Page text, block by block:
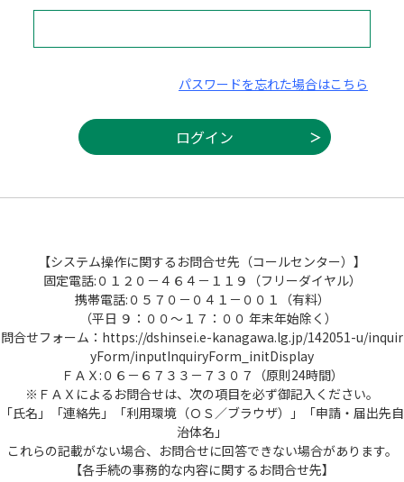
パスワードを忘れた場合はこちら
【システム操作に関するお問合せ先（コールセンター）】
固定電話:０１２０－４６４－１１９（フリーダイヤル）
携帯電話:０５７０－０４１－００１（有料）
（平日 ９：００～１７：００ 年末年始除く）
問合せフォーム：https://dshinsei.e-kanagawa.lg.jp/142051-u/inquir
yForm/inputInquiryForm_initDisplay
ＦＡＸ:０６－６７３３－７３０７（原則24時間）
※ＦＡＸによるお問合せは、次の項目を必ず御記入ください。
「氏名」「連絡先」「利用環境（ＯＳ／ブラウザ）」「申請・届出先自
治体名」
これらの記載がない場合、お問合せに回答できない場合があります。
【各手続の事務的な内容に関するお問合せ先】